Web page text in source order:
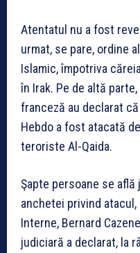
Atentatul nu a fost
urmat, se pare, ordine
Islamic, împotriva
în Irak. Pe de altă
franceză au declarat
Hebdo a fost atacată
teroriste Al-Qaida.
Şapte persoane se
anchetei privind
Interne, Bernard
judiciară a declarat, la